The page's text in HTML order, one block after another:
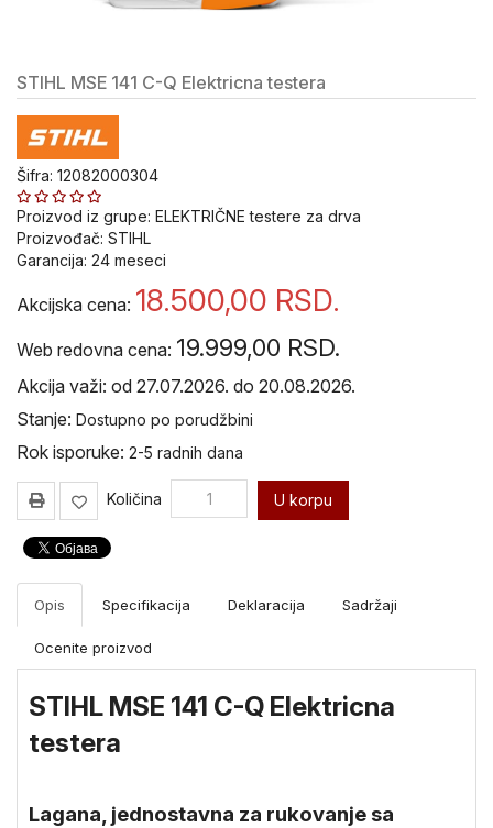
Pribor
za
i
Sečenje
Pribor za
popravku
navoja V-
i
VOLKEL
Ručni
alat
Merni
instrumenti
Gradjevinske
mašine i
oprema
STIHL MSE 141 C-Q Elektricna testera
Šifra: 12082000304
Proizvod iz grupe: ELEKTRIČNE testere za drva
Proizvođač: STIHL
Garancija: 24 meseci
Akcijska cena: 18.500,00 RSD.
Web redovna cena: 19.999,00 RSD.
Akcija važi: od 27.07.2026. do 20.08.2026.
Stanje: Dostupno po porudžbini
Rok isporuke: 2-5 radnih dana
Količina U korpu
Opis Specifikacija Deklaracija Sadržaji
Ocenite proizvod
STIHL MSE 141 C-Q Elektricna
testera
Lagana, jednostavna za rukovanje sa